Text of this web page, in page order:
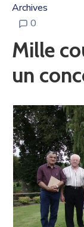
Archives
0
Mille
un